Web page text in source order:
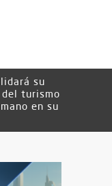
su
turismo
en su